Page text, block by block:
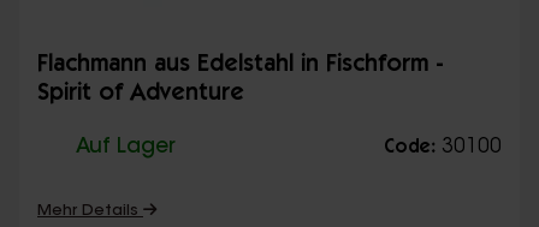
Flachmann aus Edelstahl in Fischform -
Spirit of Adventure
Auf Lager Code: 30100
Mehr Details